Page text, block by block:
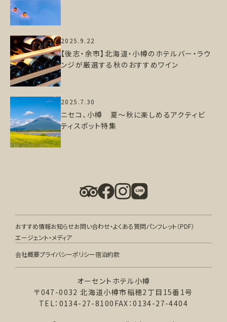
2025.9.22
【後志・余市】北海道・小樽のホテルバー・ラウ
ンジが厳選する秋のおすすめワイン
2025.7.30
ニセコ、小樽 夏～秋に楽しめるアクティビ
ティスポット特集
おすすめ情報お知らせお問い合わせ・よくある質問パンフレット（PDF）
エージェント・メディア
会社概要プライバシーポリシー宿泊約款
オーセントホテル小樽
〒047-0032 北海道小樽市稲穂2丁目15番1号
TEL：0134-27-8100 FAX：0134-27-4404